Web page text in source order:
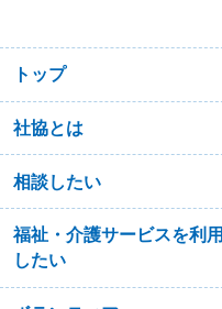
トップ
社協とは
相談したい
福祉・介護サービスを利用
したい